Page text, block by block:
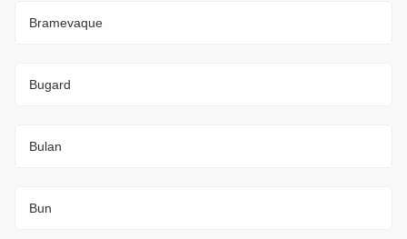
Bramevaque
Bugard
Bulan
Bun